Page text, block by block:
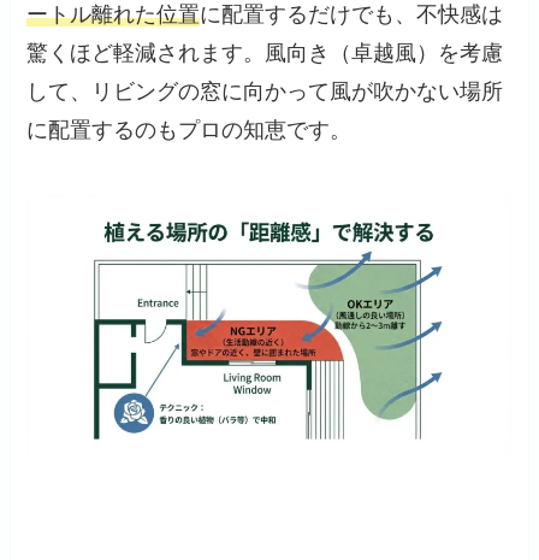
ートル離れた位置に配置するだけでも、不快感は
驚くほど軽減されます。風向き（卓越風）を考慮
して、リビングの窓に向かって風が吹かない場所
に配置するのもプロの知恵です。